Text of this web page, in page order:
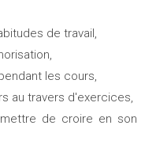
de travail,
les cours,
au travers d'exercices,
de croire en son